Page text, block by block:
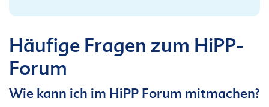
Häufige Fragen zum HiPP-
Forum
Wie kann ich im HiPP Forum mitmachen?